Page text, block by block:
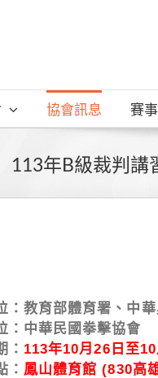
協會訊息 賽事
113年B級裁判講
：教育部體育署、中
：中華民國拳擊協會
： 113年10月26日至
： 鳳山體育館 (830高